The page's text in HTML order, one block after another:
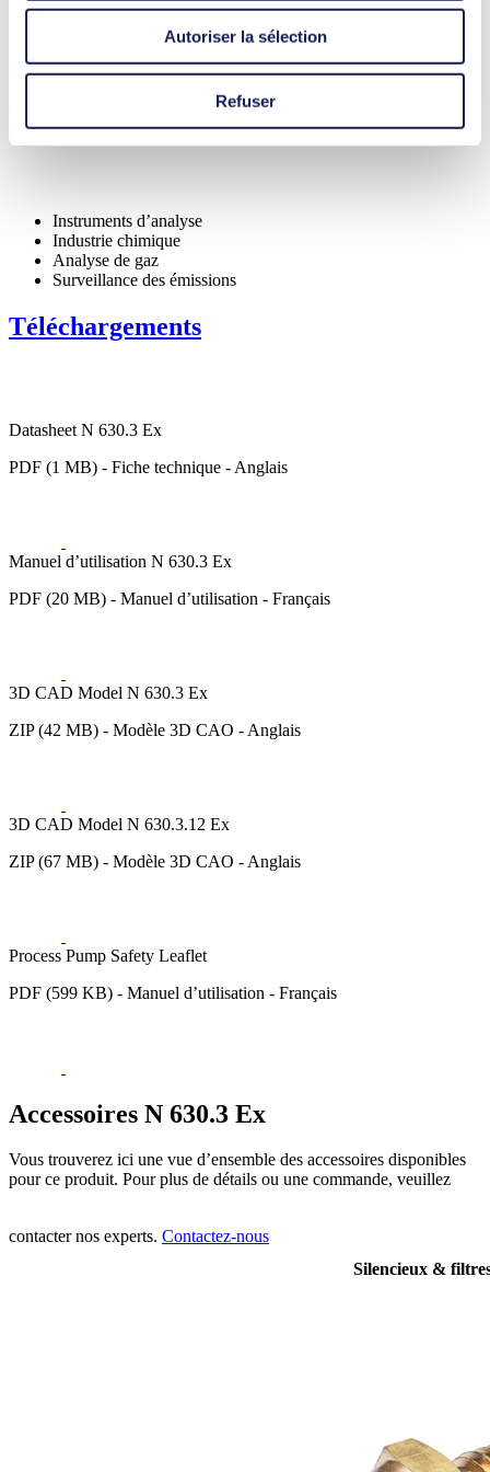
Autoriser la sélection
Refuser
Réduction des fuites
Protection antidéflagrante ATEX
Instruments d’analyse
Industrie chimique
Analyse de gaz
Surveillance des émissions
Téléchargements
Datasheet N 630.3 Ex
PDF (1 MB) - Fiche technique - Anglais
Manuel d’utilisation N 630.3 Ex
PDF (20 MB) - Manuel d’utilisation - Français
3D CAD Model N 630.3 Ex
ZIP (42 MB) - Modèle 3D CAO - Anglais
3D CAD Model N 630.3.12 Ex
ZIP (67 MB) - Modèle 3D CAO - Anglais
Process Pump Safety Leaflet
PDF (599 KB) - Manuel d’utilisation - Français
Accessoires N 630.3 Ex
Vous trouverez ici une vue d’ensemble des accessoires disponibles
pour ce produit. Pour plus de détails ou une commande, veuillez
contacter nos experts. Contactez-nous
Silencieux &